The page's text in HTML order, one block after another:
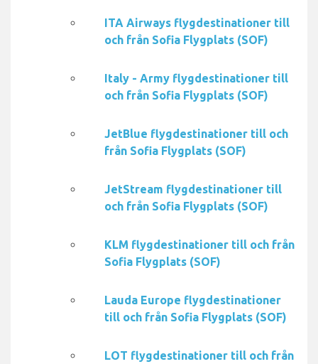
ITA Airways flygdestinationer till
och från Sofia Flygplats (SOF)
Italy - Army flygdestinationer till
och från Sofia Flygplats (SOF)
JetBlue flygdestinationer till och
från Sofia Flygplats (SOF)
JetStream flygdestinationer till
och från Sofia Flygplats (SOF)
KLM flygdestinationer till och från
Sofia Flygplats (SOF)
Lauda Europe flygdestinationer
till och från Sofia Flygplats (SOF)
LOT flygdestinationer till och från